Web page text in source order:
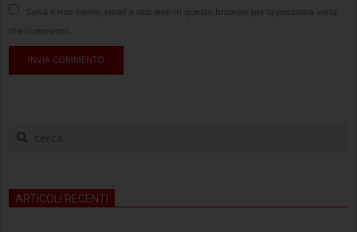
Salva il mio nome, email e sito web in questo browser per la prossima volta
che commento.
cerca
ARTICOLI RECENTI